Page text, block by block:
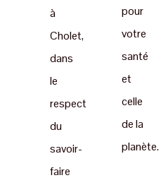
à
Cholet,
dans
le
respect
du
savoir-
faire
pour
votre
santé
et
celle
de la
planète.